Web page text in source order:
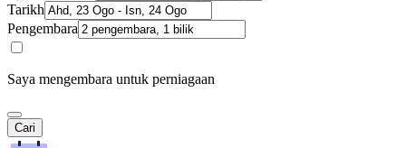
Tarikh
Pengembara
Saya mengembara untuk perniagaan
Cari